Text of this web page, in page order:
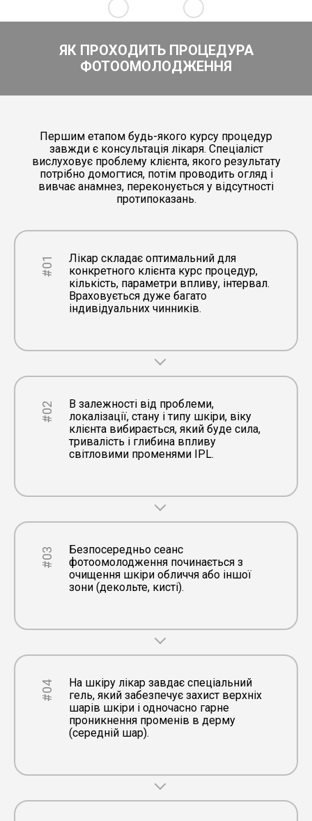
ЯК ПРОХОДИТЬ ПРОЦЕДУРА
ФОТООМОЛОДЖЕННЯ
Першим етапом будь-якого курсу процедур
завжди є консультація лікаря. Спеціаліст
вислуховує проблему клієнта, якого результату
потрібно домогтися, потім проводить огляд і
вивчає анамнез, переконується у відсутності
протипоказань.
#01
Лікар складає оптимальний для
конкретного клієнта курс процедур,
кількість, параметри впливу, інтервал.
Враховується дуже багато
індивідуальних чинників.
#02
В залежності від проблеми,
локалізації, стану і типу шкіри, віку
клієнта вибирається, який буде сила,
тривалість і глибина впливу
світловими променями IPL.
#03
Безпосередньо сеанс
фотоомолодження починається з
очищення шкіри обличчя або іншої
зони (декольте, кисті).
#04
На шкіру лікар завдає спеціальний
гель, який забезпечує захист верхніх
шарів шкіри і одночасно гарне
проникнення променів в дерму
(середній шар).